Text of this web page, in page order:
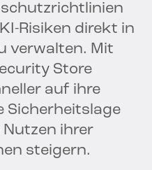
Risiken direkt in
verwalten. Mit
Store
auf ihre
Sicherheitslage
ihrer
steigern.